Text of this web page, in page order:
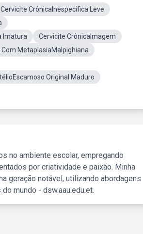
Cervicite CrônicaInespecífica Leve
Imatura
Cervicite CrônicaImagem
Com MetaplasiaMalpighiana
Original Maduro
no ambiente escolar, empregando
por criatividade e paixão. Minha
geração notável, utilizando abordagens
mundo - dsw.aau.edu.et.